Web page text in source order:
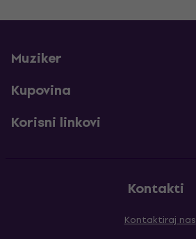
Muziker
Kupovina
Korisni linkovi
Kontakti
Kontaktiraj nas